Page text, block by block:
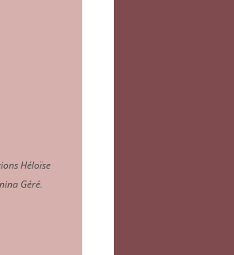
Héloïse
Géré.